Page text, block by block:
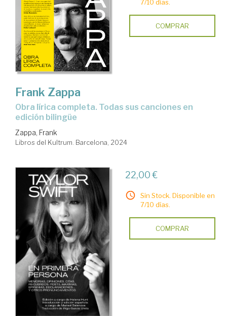
7/10 días.
COMPRAR
Frank Zappa
Obra lírica completa. Todas sus canciones en
edición bilingüe
Zappa, Frank
Libros del Kultrum. Barcelona, 2024
22,00 €
Sin Stock. Disponible en
7/10 días.
COMPRAR